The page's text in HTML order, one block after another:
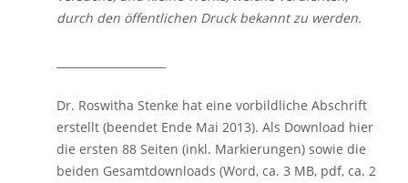
durch den öffentlichen Druck bekannt zu werden.
Dr. Roswitha Stenke hat eine vorbildliche Abschrift
erstellt (beendet Ende Mai 2013). Als Download hier
die ersten 88 Seiten (inkl. Markierungen) sowie die
beiden Gesamtdownloads (Word, ca. 3 MB, pdf, ca. 2